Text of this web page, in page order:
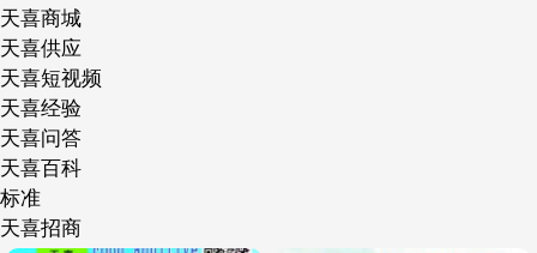
天喜商城
天喜供应
天喜短视频
天喜经验
天喜问答
天喜百科
标准
天喜招商